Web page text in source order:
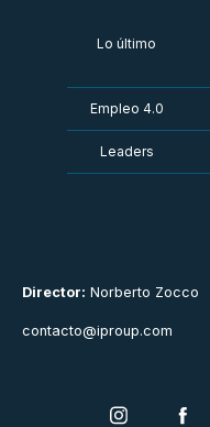
Director: Norberto Zocco
contacto@iproup.com
Lo último
Empleo 4.0
Leaders